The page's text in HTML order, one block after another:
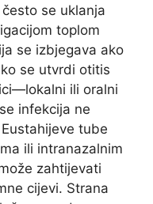
se uklanja
toplom
se izbjegava ako
se utvrdi otitis
ili oralni
infekcija ne
tube
ili intranazalnim
zahtijevati
cijevi. Strana